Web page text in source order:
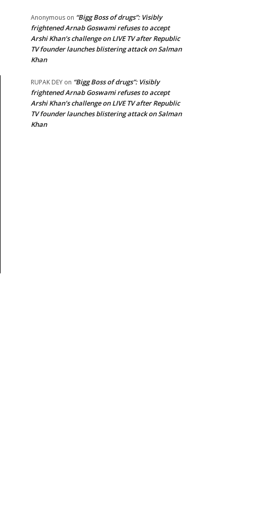
Anonymous on “Bigg Boss of drugs”: Visibly
frightened Arnab Goswami refuses to accept
Arshi Khan’s challenge on LIVE TV after Republic
TV founder launches blistering attack on Salman
Khan
RUPAK DEY on “Bigg Boss of drugs”: Visibly
frightened Arnab Goswami refuses to accept
Arshi Khan’s challenge on LIVE TV after Republic
TV founder launches blistering attack on Salman
Khan